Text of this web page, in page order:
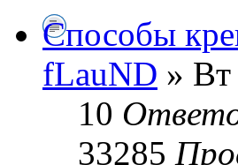
Способы
fLauND » Вт
10
33285